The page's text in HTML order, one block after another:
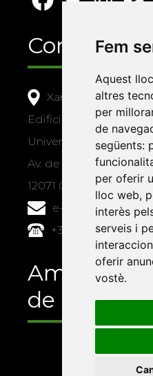
Fem
Aquest
altres
per
de
següents:
per oferir
lloc web,
interès
serveis i
oferir
vostè.
Contacte
Xarxa Vives
Edifici Àgora
Universitat Jaume I,
Av. de Vicent Sos
12071 Castelló de la
e-buc@vives.org
+34 964 72 89 93
Amb el
de